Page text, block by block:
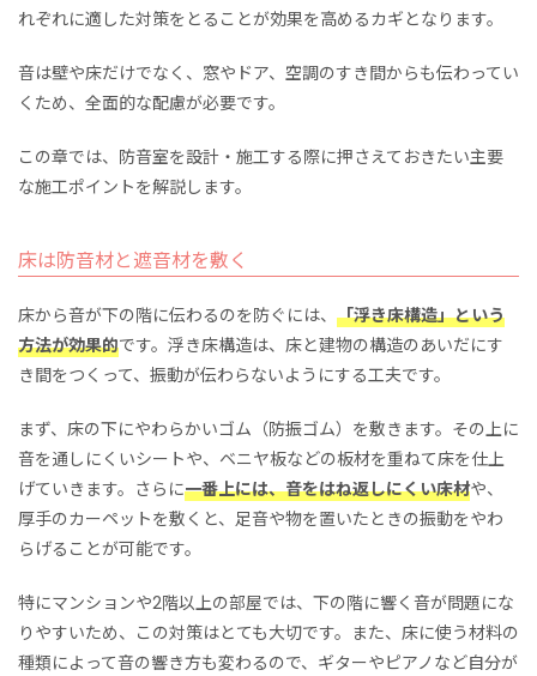
れぞれに適した対策をとることが効果を高めるカギとなります。
音は壁や床だけでなく、窓やドア、空調のすき間からも伝わってい
くため、全面的な配慮が必要です。
この章では、防音室を設計・施工する際に押さえておきたい主要
な施工ポイントを解説します。
床は防音材と遮音材を敷く
床から音が下の階に伝わるのを防ぐには、 「浮き床構造」という
方法が効果的です。浮き床構造は、床と建物の構造のあいだにす
き間をつくって、振動が伝わらないようにする工夫です。
まず、床の下にやわらかいゴム（防振ゴム）を敷きます。その上に
音を通しにくいシートや、ベニヤ板などの板材を重ねて床を仕上
げていきます。さらに一番上には、音をはね返しにくい床材や、
厚手のカーペットを敷くと、足音や物を置いたときの振動をやわ
らげることが可能です。
特にマンションや2階以上の部屋では、下の階に響く音が問題にな
りやすいため、この対策はとても大切です。また、床に使う材料の
種類によって音の響き方も変わるので、ギターやピアノなど自分が